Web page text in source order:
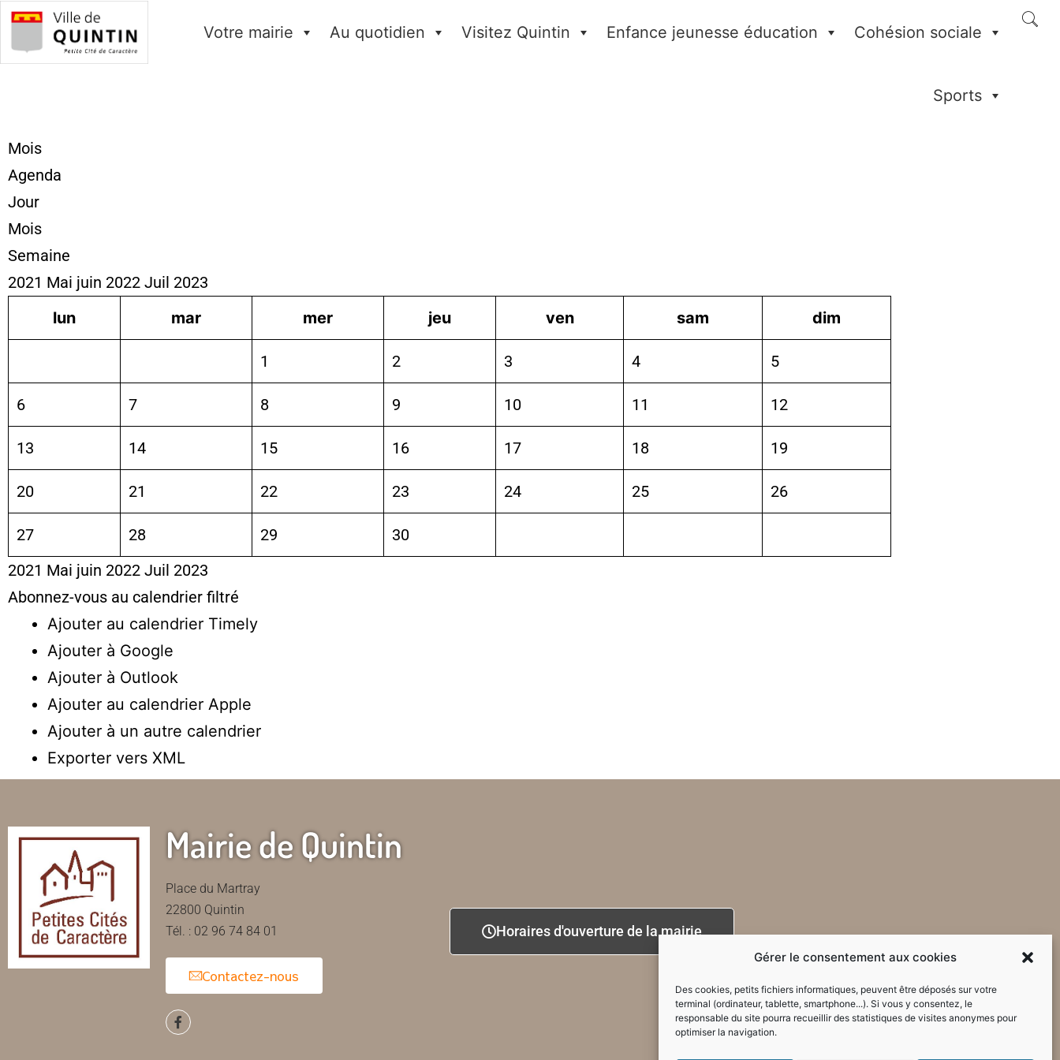
Gérer le consentement aux cookies
Des cookies, petits fichiers informatiques, peuvent être déposés sur votre
terminal (ordinateur, tablette, smartphone...). Si vous y consentez, le
responsable du site pourra recueillir des statistiques de visites anonymes pour
optimiser la navigation.
Votre mairie Au quotidien Visitez Quintin Enfance jeunesse éducation Cohésion sociale
Sports
Mois
Agenda
Jour
Mois
Semaine
2021 Mai juin 2022 Juil 2023
lun
mar mer jeu ven sam dim
1 2 3 4 5
6 7 8 9 10 11 12
13 14 15 16 17 18 19
20 21 22 23 24 25 26
27 28 29
30
2021 Mai juin 2022 Juil 2023
Abonnez-vous au calendrier filtré
Ajouter au calendrier Timely
Ajouter à Google
Ajouter à Outlook
Ajouter au calendrier Apple
Ajouter à un autre calendrier
Exporter vers XML
Mairie de Quintin
Place du Martray
22800 Quintin
Tél. : 02 96 74 84 01
Contactez-nous
Horaires d'ouverture de la mairie